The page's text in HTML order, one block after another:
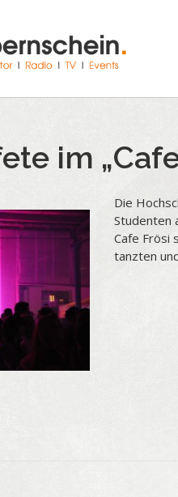
im
Die
Studenten
Cafe Frösi
tanzten